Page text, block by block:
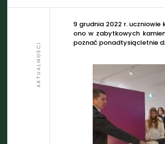
AKTUALNOŚCI
9 grudnia 2022 r. uczniowie
ono w zabytkowych
poznać ponadtysiącletnie